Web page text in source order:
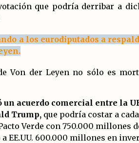
que podría derribar a
a los eurodiputados a
Von der Leyen no sólo es
acuerdo comercial entre la
Trump, que podría costar a
Verde con 750.000 millones
a EE.UU. 600.000 millones en